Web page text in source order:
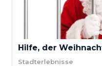
Stadterlebnisse